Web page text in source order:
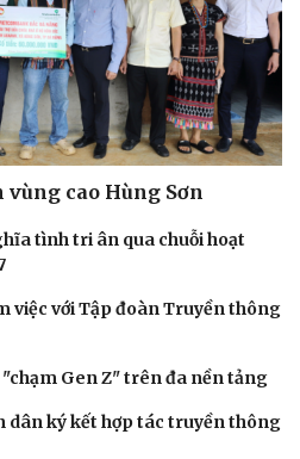
cao Hùng Sơn
tình tri ân qua chuỗi hoạt
việc với Tập đoàn Truyền thông
"chạm Gen Z" trên đa nền tảng
dân ký kết hợp tác truyền thông